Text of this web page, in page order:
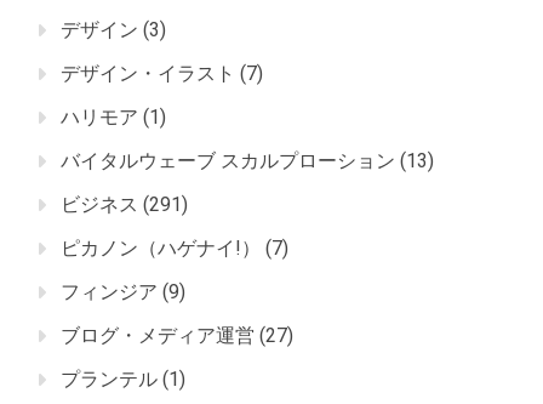
デザイン (3)
デザイン・イラスト (7)
ハリモア (1)
バイタルウェーブ スカルプローション (13)
ビジネス (291)
ピカノン（ハゲナイ!）
(7)
フィンジア (9)
ブログ・メディア運営 (27)
プランテル (1)